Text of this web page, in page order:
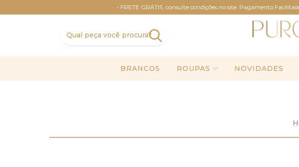
• FRETE GRÁTIS, consulte condições no site. Pagamento Facilitado até
BRANCOS ROUPAS NOVIDADES